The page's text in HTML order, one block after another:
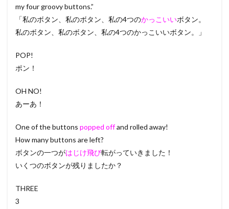
my four groovy buttons.”
「私のボタン、私のボタン、私の4つのかっこいいボタン。
私のボタン、私のボタン、私の4つのかっこいいボタン。」
POP!
ポン！
OH NO!
あーあ！
One of the buttons popped offand rolled away!
How many buttons are left?
ボタンの一つがはじけ飛び転がっていきました！
いくつのボタンが残りましたか？
THREE
3